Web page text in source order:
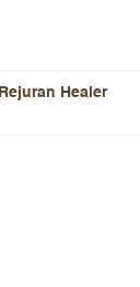
Rejuran Healer